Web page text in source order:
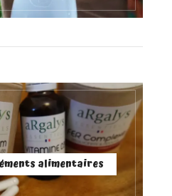
alimentaires